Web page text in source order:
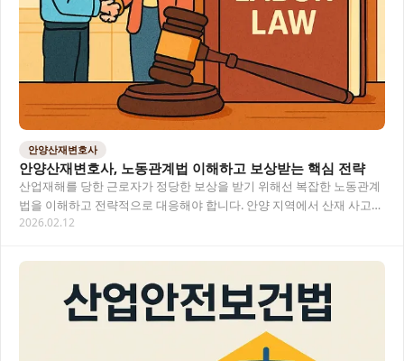
안양산재변호사
안양산재변호사, 노동관계법 이해하고 보상받는 핵심 전략
산업재해를 당한 근로자가 정당한 보상을 받기 위해선 복잡한 노동관계
법을 이해하고 전략적으로 대응해야 합니다. 안양 지역에서 산재 사고를
당했다면, 전문 변호사의 도움으로 최적의 보…
2026.02.12